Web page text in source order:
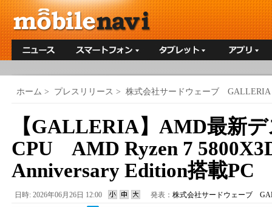
ホーム > プレスリリース > 株式会社サードウェーブ GALLERIA
【GALLERIA】AMD最新
CPU AMD Ryzen 7
Anniversary Edition搭載PC
日時: 2026年06月26日 12:00 発表： 株式会社サードウェーブ